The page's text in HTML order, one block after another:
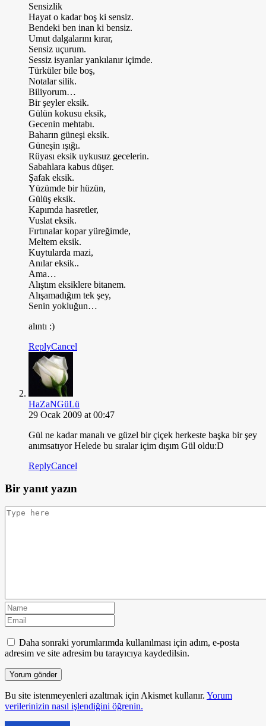
Sensizlik
Hayat o kadar boş ki sensiz.
Bendeki ben inan ki bensiz.
Umut dalgalarını kırar,
Sensiz uçurum.
Sessiz isyanlar yankılanır içimde.
Türküler bile boş,
Notalar silik.
Biliyorum…
Bir şeyler eksik.
Gülün kokusu eksik,
Gecenin mehtabı.
Baharın güneşi eksik.
Güneşin ışığı.
Rüyası eksik uykusuz gecelerin.
Sabahlara kabus düşer.
Şafak eksik.
Yüzümde bir hüzün,
Gülüş eksik.
Kapımda hasretler,
Vuslat eksik.
Fırtınalar kopar yüreğimde,
Meltem eksik.
Kuytularda mazi,
Anılar eksik..
Ama…
Alıştım eksiklere bitanem.
Alışamadığım tek şey,
Senin yokluğun…
alıntı :)
ReplyCancel
HaZaNGüLü
29 Ocak 2009 at 00:47
Gül ne kadar manalı ve güzel bir çiçek herkeste başka bir şey
anımsatıyor Helede bu sıralar içim dışım Gül oldu:D
ReplyCancel
Bir yanıt yazın
Daha sonraki yorumlarımda kullanılması için adım, e-posta
adresim ve site adresim bu tarayıcıya kaydedilsin.
Bu site istenmeyenleri azaltmak için Akismet kullanır. Yorum
verilerinizin nasıl işlendiğini öğrenin.